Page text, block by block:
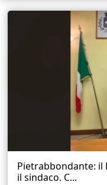
Pietrabbondante:
il sindaco. C...